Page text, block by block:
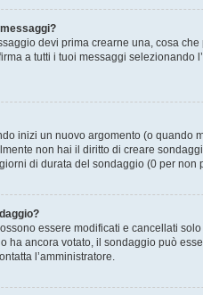
devi prima crearne una, cosa
a tutti i tuoi messaggi selezionando
inizi un nuovo argomento (o quando
non hai il diritto di creare
di durata del sondaggio (0 per
essere modificati e cancellati
ha ancora votato, il sondaggio può
l’amministratore.